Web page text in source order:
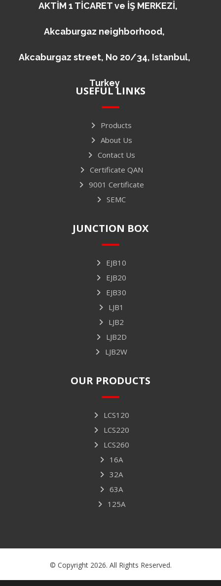
AKTİM 1 TİCARET ve İŞ MERKEZİ,
Akcaburgaz neighborhood,
Akcaburgaz street, No 20/34, Istanbul,
Turkey
USEFUL LINKS
Products
About Us
Contact Us
Certificate QAN
9001 Certificate
SEMC
JUNCTION BOX
EJB10
EJB20
EJB30
LJB1
LJB2
LJB2D
LJB2W
OUR PRODUCTS
LCS120
LCS220
LCS260
16A
32A
63A
125A
© Copyright 2026. All Rights Reserved.